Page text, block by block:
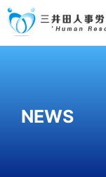
NEWS